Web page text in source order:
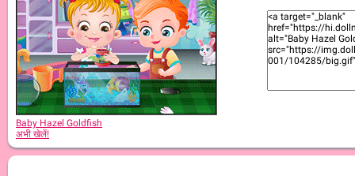
Baby Hazel Farm Tour
Baby Hazel Goldfish
अभी खेलें!